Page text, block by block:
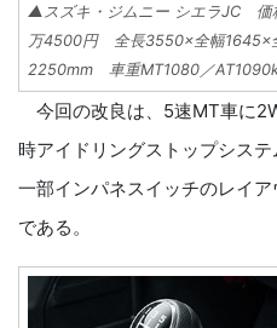
▲スズキ・ジムニー シエラJC 価
万4500円 全長3550×全幅1645×
2250mm 車重MT1080／
今回の改良は、5速MT車に
時アイドリングストップシス
一部インパネスイッチのレイ
である。